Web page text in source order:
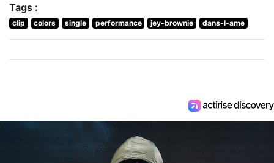
Tags :
clip colors single performance jey-brownie dans-l-ame